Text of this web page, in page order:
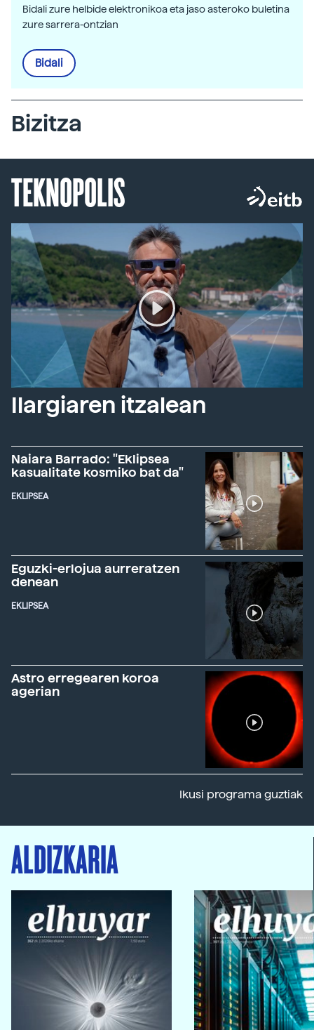
Bidali zure helbide elektronikoa eta jaso asteroko buletina
zure sarrera-ontzian
Bidali
Bizitza
TEKNOPOLIS
Ilargiaren itzalean
Naiara Barrado: "Eklipsea
kasualitate kosmiko bat da"
EKLIPSEA
Eguzki-erlojua aurreratzen
denean
EKLIPSEA
Astro erregearen koroa
agerian
Ikusi programa guztiak
ALDIZKARIA